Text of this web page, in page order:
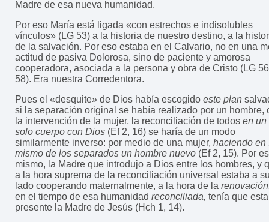
Madre de esa nueva humanidad.
Por eso María está ligada «con estrechos e indisolubles
vínculos» (LG 53) a la historia de nuestro destino, a la
de la salvación. Por eso estaba en el Calvario, no en una
actitud de pasiva Dolorosa, sino de paciente y amorosa
cooperadora, asociada a la persona y obra de Cristo (LG
58). Era nuestra Corredentora.
Pues el «desquite» de Dios había escogido este plan
si la separación original se había realizado por un hombre,
la intervención de la mujer, la reconciliación de todos en un
solo cuerpo con Dios (Ef 2, 16) se haría de un modo
similarmente inverso: por medio de una mujer, haciendo en
mismo de los separados un hombre nuevo (Ef 2, 15). Por
mismo, la Madre que introdujo a Dios entre los hombres, y
a la hora suprema de la reconciliación universal estaba a
lado cooperando maternalmente, a la hora de la
en el tiempo de esa humanidad reconciliada, tenía que
presente la Madre de Jesús (Hch 1, 14).